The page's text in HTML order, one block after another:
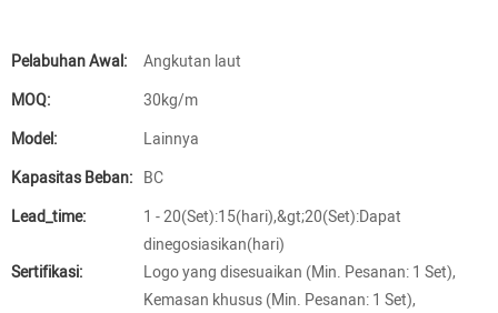
Pelabuhan Awal:
Angkutan laut
MOQ:
30kg/m
Model:
Lainnya
Kapasitas Beban: BC
Lead_time:
1 - 20(Set):15(hari),&gt;20(Set):Dapat
dinegosiasikan(hari)
Sertifikasi:
Logo yang disesuaikan (Min. Pesanan: 1 Set),
Kemasan khusus (Min. Pesanan: 1 Set),